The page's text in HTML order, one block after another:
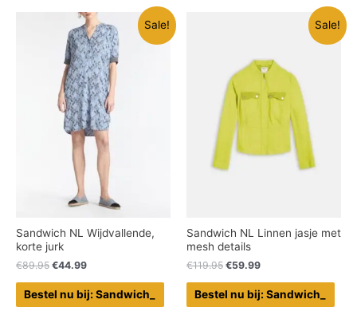
Sale!
Sandwich NL Wijdvallende,
korte jurk
€89.95 €44.99
Bestel nu bij: Sandwich_
Sale!
Sandwich NL Linnen jasje met
mesh details
€119.95 €59.99
Bestel nu bij: Sandwich_